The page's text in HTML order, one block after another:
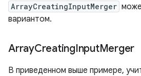
ArrayCreatingInputMerger
вариантом.
ArrayCreatingInputMerger
В приведенном выше примере,